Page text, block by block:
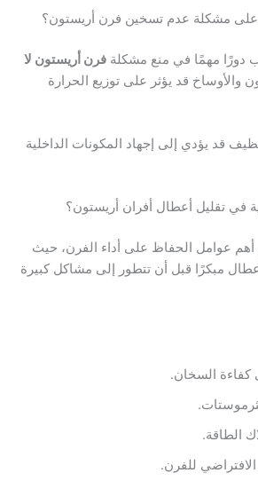
على مشكلة عدم تسخين فرن أريستون؟
دورًا مهمًا في منع مشكلة فرن أريستون لا
والأوساخ قد يؤثر على توزيع الحرارة
قد يؤدي إلى إجهاد المكونات الداخلية
في تقليل أعطال أفران أريستون؟
أهم عوامل الحفاظ على أداء الفرن، حيث
مبكرًا قبل أن تتطور إلى مشاكل كبيرة
كفاءة السخان.
الطاقة.
الافتراضي للفرن.